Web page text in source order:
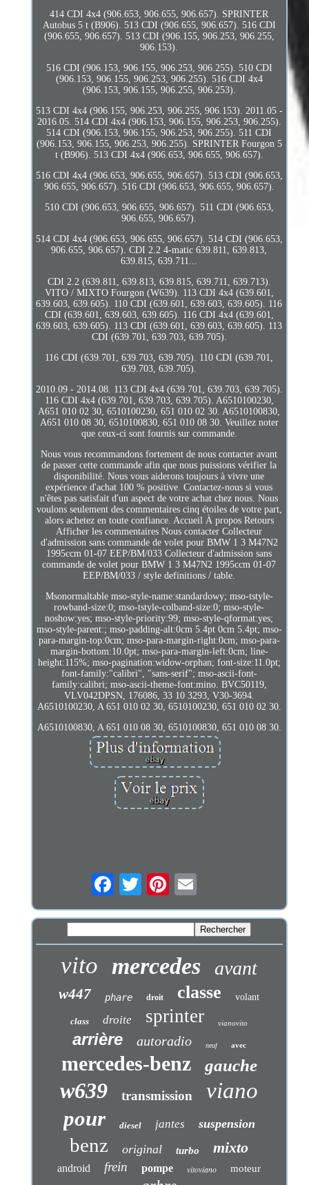
414 CDI 4x4 (906.653, 906.655, 906.657). SPRINTER
Autobus 5 t (B906). 513 CDI (906.655, 906.657). 516 CDI
(906.655, 906.657). 513 CDI (906.155, 906.253, 906.255,
906.153).
516 CDI (906.153, 906.155, 906.253, 906.255). 510 CDI
(906.153, 906.155, 906.253, 906.255). 516 CDI 4x4
(906.153, 906.155, 906.255, 906.253).
513 CDI 4x4 (906.155, 906.253, 906.255, 906.153). 2011.05 -
2016.05. 514 CDI 4x4 (906.153, 906.155, 906.253, 906.255).
514 CDI (906.153, 906.155, 906.253, 906.255). 511 CDI
(906.153, 906.155, 906.253, 906.255). SPRINTER Fourgon 5
t (B906). 513 CDI 4x4 (906.653, 906.655, 906.657).
516 CDI 4x4 (906.653, 906.655, 906.657). 513 CDI (906.653,
906.655, 906.657). 516 CDI (906.653, 906.655, 906.657).
510 CDI (906.653, 906.655, 906.657). 511 CDI (906.653,
906.655, 906.657).
514 CDI 4x4 (906.653, 906.655, 906.657). 514 CDI (906.653,
906.655, 906.657). CDI 2.2 4-matic 639.811, 639.813,
639.815, 639.711...
CDI 2.2 (639.811, 639.813, 639.815, 639.711, 639.713).
VITO / MIXTO Fourgon (W639). 113 CDI 4x4 (639.601,
639.603, 639.605). 110 CDI (639.601, 639.603, 639.605). 116
CDI (639.601, 639.603, 639.605). 116 CDI 4x4 (639.601,
639.603, 639.605). 113 CDI (639.601, 639.603, 639.605). 113
CDI (639.701, 639.703, 639.705).
116 CDI (639.701, 639.703, 639.705). 110 CDI (639.701,
639.703, 639.705).
2010.09 - 2014.08. 113 CDI 4x4 (639.701, 639.703, 639.705).
116 CDI 4x4 (639.701, 639.703, 639.705). A6510100230,
A651 010 02 30, 6510100230, 651 010 02 30. A6510100830,
A651 010 08 30, 6510100830, 651 010 08 30. Veuillez noter
que ceux-ci sont fournis sur commande.
Nous vous recommandons fortement de nous contacter avant
de passer cette commande afin que nous puissions vérifier la
disponibilité. Nous vous aiderons toujours à vivre une
expérience d'achat 100 % positive. Contactez-nous si vous
n'êtes pas satisfait d'un aspect de votre achat chez nous. Nous
voulons seulement des commentaires cinq étoiles de votre part,
alors achetez en toute confiance. Accueil À propos Retours
Afficher les commentaires Nous contacter Collecteur
d'admission sans commande de volet pour BMW 1 3 M47N2
1995ccm 01-07 EEP/BM/033 Collecteur d'admission sans
commande de volet pour BMW 1 3 M47N2 1995ccm 01-07
EEP/BM/033 / style definitions / table.
Msonormaltable mso-style-name:standardowy; mso-tstyle-
rowband-size:0; mso-tstyle-colband-size:0; mso-style-
noshow:yes; mso-style-priority:99; mso-style-qformat:yes;
mso-style-parent:; mso-padding-alt:0cm 5.4pt 0cm 5.4pt; mso-
para-margin-top:0cm; mso-para-margin-right:0cm; mso-para-
margin-bottom:10.0pt; mso-para-margin-left:0cm; line-
height:115%; mso-pagination:widow-orphan; font-size:11.0pt;
font-family:"calibri", "sans-serif"; mso-ascii-font-
family:calibri; mso-ascii-theme-font:mino. BVC50119,
VLV042DPSN, 176086, 33 10 3293, V30-3694.
A6510100230, A 651 010 02 30, 6510100230, 651 010 02 30.
A6510100830, A 651 010 08 30, 6510100830, 651 010 08 30.
vito mercedes avant
w447 phare droit classe volant
class droite sprinter vianovito
arrière autoradio neuf avec
mercedes-benz gauche
w639 transmission viano
pour diesel jantes suspension
benz original turbo mixto
android frein pompe vitoviano moteur